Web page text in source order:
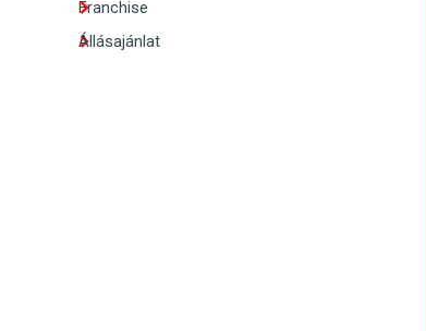
Franchise
Állásajánlat